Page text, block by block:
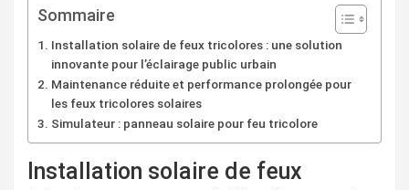
Sommaire
Installation solaire de feux tricolores : une solution
innovante pour l’éclairage public urbain
Maintenance réduite et performance prolongée pour
les feux tricolores solaires
Simulateur : panneau solaire pour feu tricolore
Installation solaire de feux